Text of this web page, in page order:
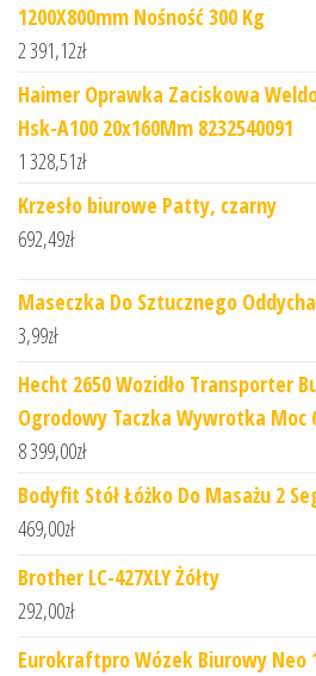
1200X800mm Nośność 300 Kg
2 391,12zł
Haimer Oprawka Zaciskowa
Hsk-A100 20x160Mm 8232540091
1 328,51zł
Krzesło biurowe Patty, czarny
692,49zł
Maseczka Do Sztucznego
3,99zł
Hecht 2650 Wozidło Transporter
Ogrodowy Taczka Wywrotka Moc
8 399,00zł
Bodyfit Stół Łóżko Do Masażu 2
469,00zł
Brother LC-427XLY Żółty
292,00zł
Eurokraftpro Wózek Biurowy Neo